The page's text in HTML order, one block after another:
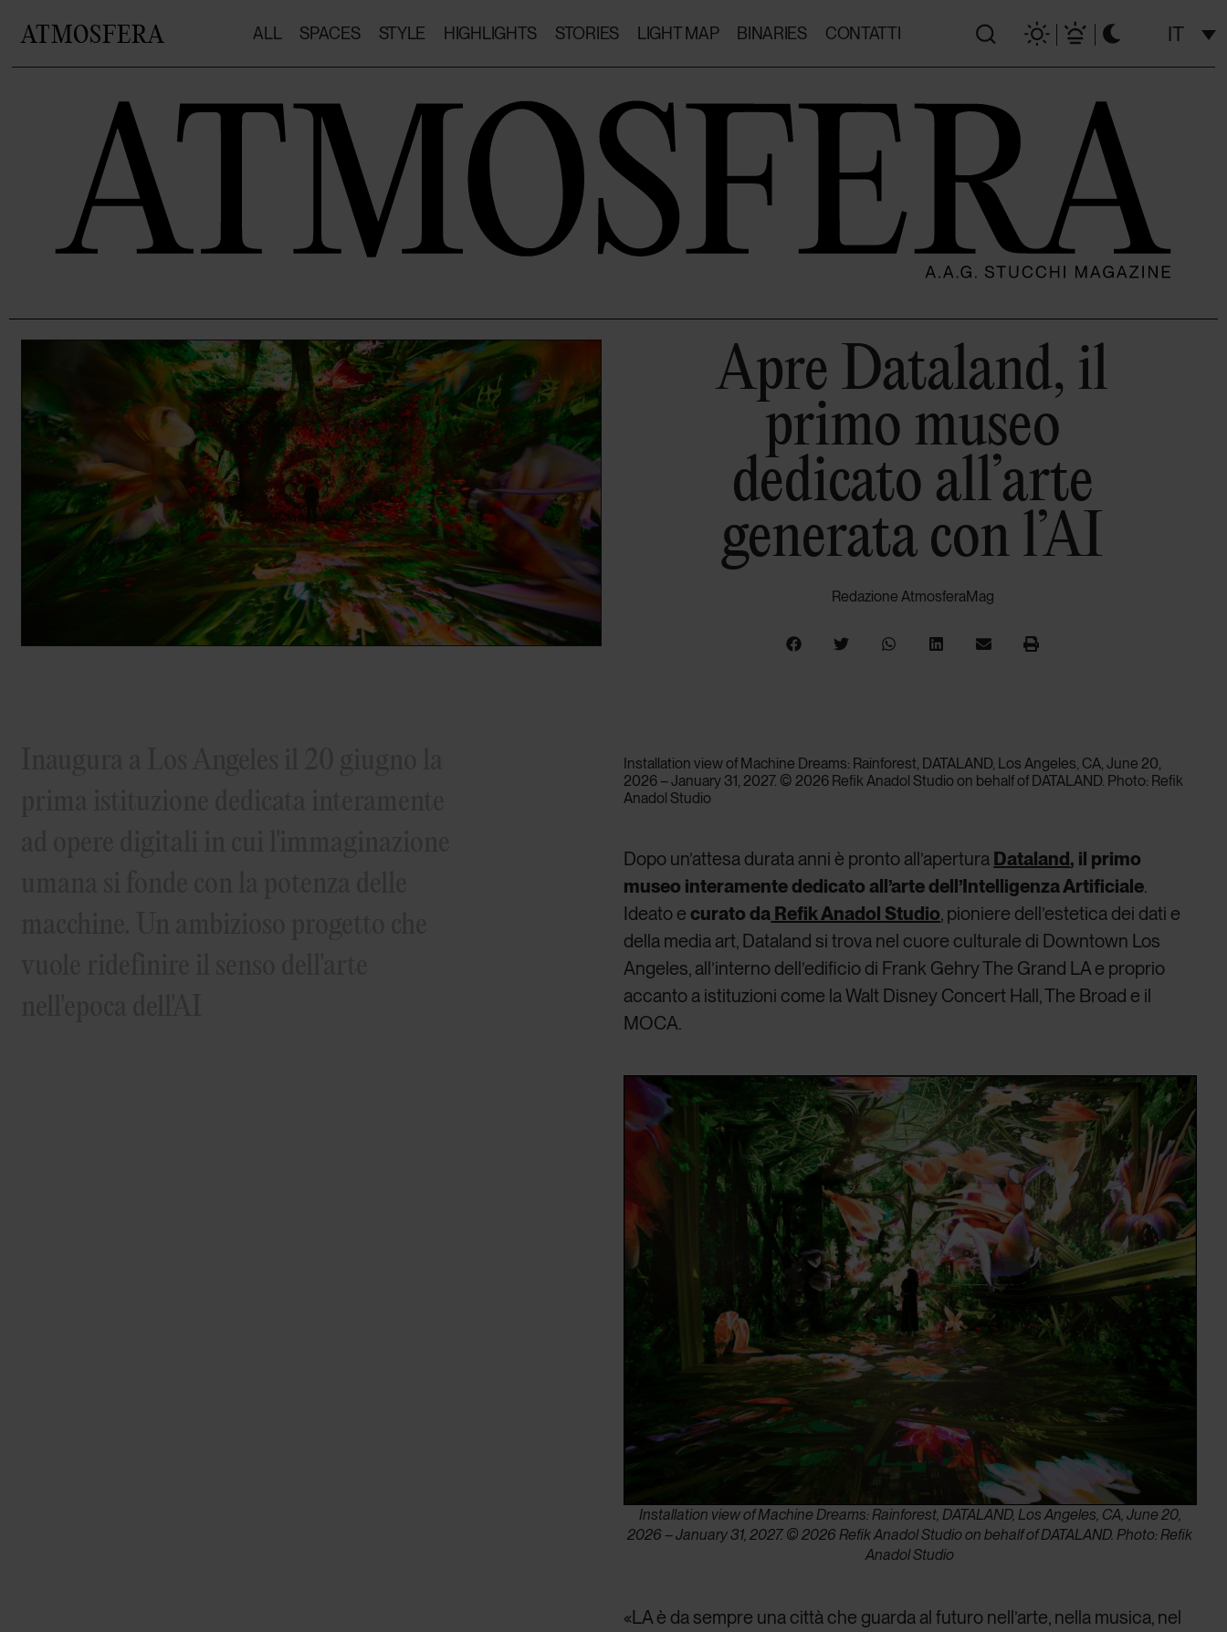
ATMOSFERA ALL SPACES STYLE HIGHLIGHTS STORIES LIGHT MAP BINARIES CONTATTI IT
Apre Dataland, il
primo museo
dedicato all’arte
generata con l’AI
Redazione AtmosferaMag
Installation view of Machine Dreams: Rainforest, DATALAND, Los Angeles, CA, June 20,
2026 – January 31, 2027. © 2026 Refik Anadol Studio on behalf of DATALAND. Photo: Refik
Anadol Studio
Dopo un’attesa durata anni è pronto all’apertura Dataland, il primo
museo interamente dedicato all’arte dell’Intelligenza Artificiale.
Ideato ecurato da Refik Anadol Studio, pioniere dell’estetica dei dati e
della media art, Dataland si trova nel cuore culturale di Downtown Los
Angeles, all’interno dell’edificio di Frank Gehry The Grand LA e proprio
accanto a istituzioni come la Walt Disney Concert Hall, The Broad e il
MOCA.
Installation view of Machine Dreams: Rainforest, DATALAND, Los Angeles, CA, June 20,
2026 – January 31, 2027. © 2026 Refik Anadol Studio on behalf of DATALAND. Photo: Refik
Anadol Studio
«LA è da sempre una città che guarda al futuro nell’arte, nella musica, nel